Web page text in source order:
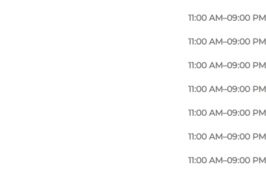
11:00 AM–09:00 PM
11:00 AM–09:00 PM
11:00 AM–09:00 PM
11:00 AM–09:00 PM
11:00 AM–09:00 PM
11:00 AM–09:00 PM
11:00 AM–09:00 PM
diner atmosphere and great dining
both children and adults around the table. The